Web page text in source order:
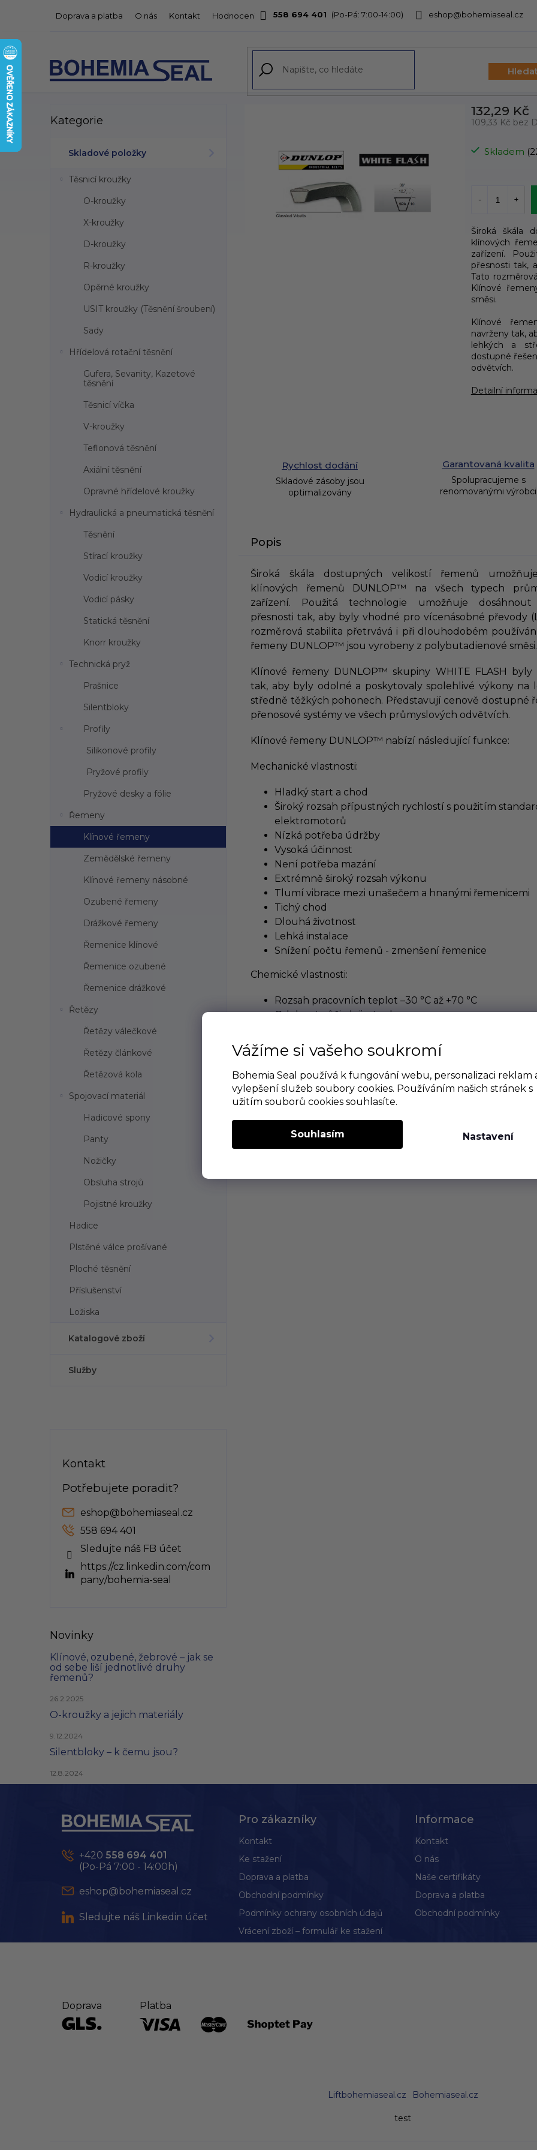
Vážíme si vašeho soukromí
Bohemia Seal používá k fungování webu, personalizaci reklam
vylepšení služeb soubory cookies. Používáním našich stránek s
užitím souborů cookies souhlasíte.
Nastavení
Souhlasím
558 694 401 eshop@bohemiaseal.cz
Doprava a platba O nás Kontakt Hodnocení obchodu
o
kategorie
Kategorie
Skladové položky
Těsnicí kroužky
O-kroužky
X-kroužky
D-kroužky
R-kroužky
Opěrné kroužky
USIT kroužky (Těsnění šroubení)
Sady
Hřídelová rotační těsnění
Gufera, Sevanity, Kazetové
těsnění
Těsnicí víčka
V-kroužky
Teflonová těsnění
Axiální těsnění
Opravné hřídelové kroužky
Hydraulická a pneumatická těsnění
Těsnění
Stírací kroužky
Vodicí kroužky
Vodicí pásky
Statická těsnění
Knorr kroužky
Technická pryž
Prašnice
Silentbloky
Profily
Silikonové profily
Pryžové profily
Pryžové desky a fólie
Řemeny
Klínové řemeny
Zemědělské řemeny
Klínové řemeny násobné
Ozubené řemeny
Drážkové řemeny
Řemenice klínové
Řemenice ozubené
Řemenice drážkové
Řetězy
Řetězy válečkové
Řetězy článkové
Řetězová kola
Spojovací materiál
Hadicové spony
Panty
Nožičky
Obsluha strojů
Pojistné kroužky
Hadice
Plstěné válce prošívané
Ploché těsnění
Příslušenství
Ložiska
Katalogové zboží
Služby
Kontakt
eshop@ bohemiaseal.cz
558 694 401
Sledujte náš FB účet
https://cz.linkedin.com/com
pany/bohemia-seal
Novinky
Klínové, ozubené, žebrové – jak se
od sebe liší jednotlivé druhy
řemenů?
26.2.2025
O-kroužky a jejich materiály
9.12.2024
Silentbloky – k čemu jsou?
12.8.2024
132,29 Kč
109,33 Kč bez
cena:Skladem
Široká škála
klínových
zařízení.
přesnosti tak,
Tato
Klínové
směsi.
Klínové
navrženy tak,
lehkých a
dostupné
odvětvích.
Detailní
Rychlost dodání
Skladové zásoby jsou
optimalizovány
Garantovaná kvalita
Spolupracujeme s
renomovanými výrobci
Popis
Široká škála dostupných velikostí řemenů
klínových řemenů DUNLOP™ na všech typech
zařízení. Použitá technologie umožňuje dosáhnout
přesnosti tak, aby byly vhodné pro vícenásobné převody
rozměrová stabilita přetrvává i při dlouhodobém
řemeny DUNLOP™ jsou vyrobeny z polybutadienové směsi.
Klínové řemeny DUNLOP™ skupiny WHITE FLASH byly
tak, aby byly odolné a poskytovaly spolehlivé výkony na
středně těžkých pohonech. Představují cenově dostupné
přenosové systémy ve všech průmyslových odvětvích.
Klínové řemeny DUNLOP™ nabízí následující funkce:
Mechanické vlastnosti:
Hladký start a chod
Široký rozsah přípustných rychlostí s použitím
elektromotorů
Nízká potřeba údržby
Vysoká účinnost
Není potřeba mazání
Extrémně široký rozsah výkonu
Tlumí vibrace mezi unašečem a hnanými řemenicemi
Tichý chod
Dlouhá životnost
Lehká instalace
Snížení počtu řemenů - zmenšení řemenice
Chemické vlastnosti:
Rozsah pracovních teplot –30 °C až +70 °C
Odolnost vůči oleji a teplu
+420 558 694 401
(Po-Pá 7:00 - 14:00h)
eshop@bohemiaseal.cz
Sledujte náš Linkedin účet
Pro zákazníky
Kontakt
Ke stažení
Doprava a platba
Obchodní podmínky
Podmínky ochrany osobních údajů
Vrácení zboží – formulář ke stažení
Informace
Kontakt
O nás
Naše certifikáty
Doprava a platba
Obchodní podmínky
Doprava Platba
Liftbohemiaseal.cz Bohemiaseal.cz
test